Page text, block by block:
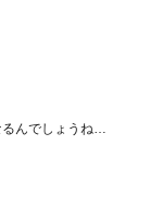
るんでしょうね…